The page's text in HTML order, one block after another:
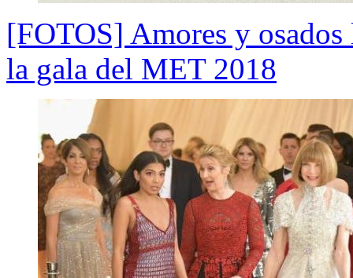
[FOTOS] Amores y
la gala del MET 2018